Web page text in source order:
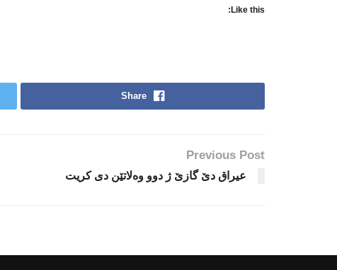
Like this:
Share
Previous Post
عیراق دێ گازێ ژ دوو وه‌لاتێن دی كریت